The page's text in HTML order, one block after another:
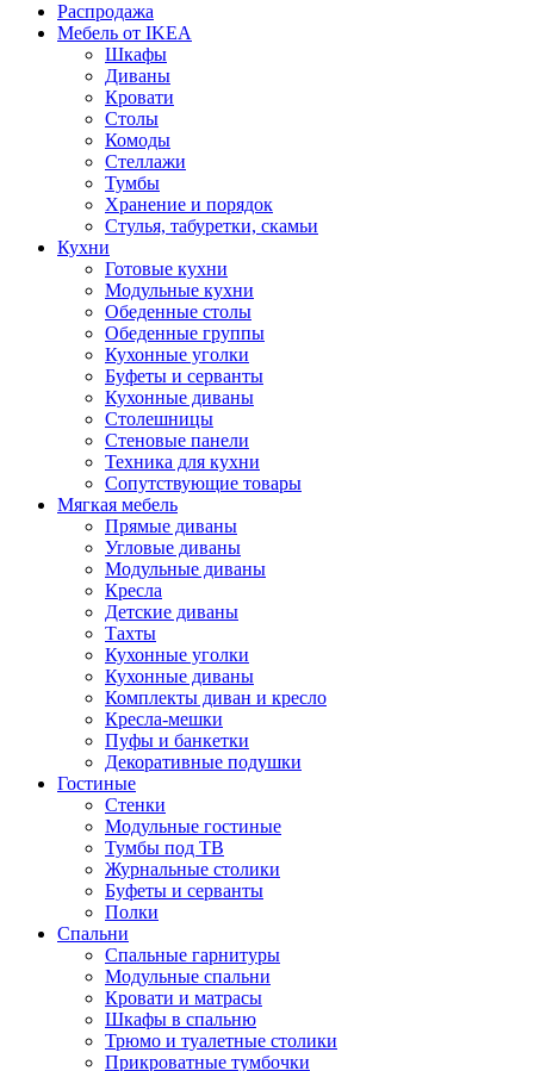
Распродажа
Мебель от IKEA
Шкафы
Диваны
Кровати
Столы
Комоды
Стеллажи
Тумбы
Хранение и порядок
Стулья, табуретки, скамьи
Кухни
Готовые кухни
Модульные кухни
Обеденные столы
Обеденные группы
Кухонные уголки
Буфеты и серванты
Кухонные диваны
Столешницы
Стеновые панели
Техника для кухни
Сопутствующие товары
Мягкая мебель
Прямые диваны
Угловые диваны
Модульные диваны
Кресла
Детские диваны
Тахты
Кухонные уголки
Кухонные диваны
Комплекты диван и кресло
Кресла-мешки
Пуфы и банкетки
Декоративные подушки
Гостиные
Стенки
Модульные гостиные
Тумбы под ТВ
Журнальные столики
Буфеты и серванты
Полки
Спальни
Спальные гарнитуры
Модульные спальни
Кровати и матрасы
Шкафы в спальню
Трюмо и туалетные столики
Прикроватные тумбочки